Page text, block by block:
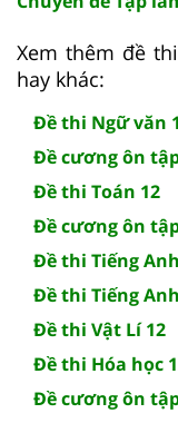
Xem thêm đề
hay khác:
Đề thi Ngữ văn
Đề cương ôn
Đề thi Toán 12
Đề cương ôn
Đề thi Tiếng
Đề thi Tiếng
Đề thi Vật Lí 12
Đề thi Hóa học
Đề cương ôn